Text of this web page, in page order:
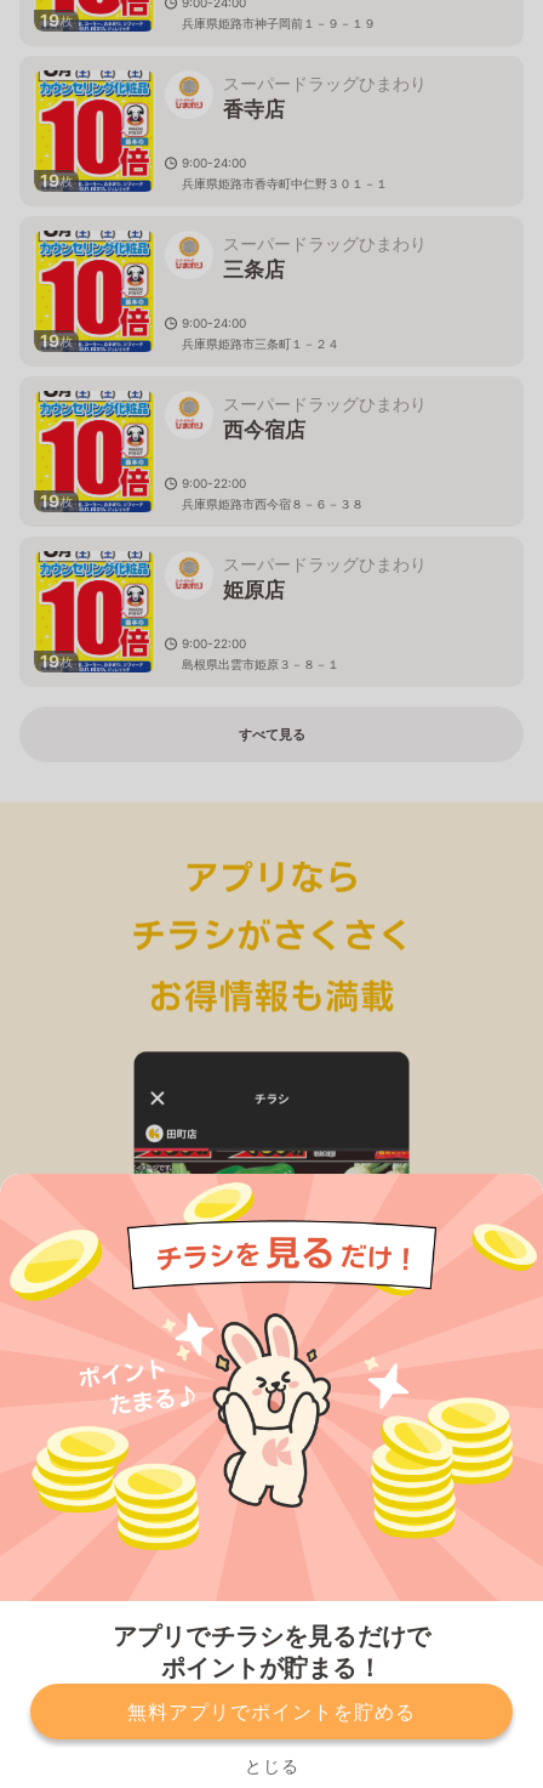
アプリでチラシを見るだけで
ポイントが貯まる！
無料アプリでポイントを貯める
とじる
19枚
兵庫県姫路市神子岡前１－９－１９
19枚
スーパードラッグひまわり
香寺店
9:00-24:00
兵庫県姫路市香寺町中仁野３０１－１
19枚
スーパードラッグひまわり
三条店
9:00-24:00
兵庫県姫路市三条町１－２４
19枚
スーパードラッグひまわり
西今宿店
9:00-22:00
兵庫県姫路市西今宿８－６－３８
19枚
スーパードラッグひまわり
姫原店
9:00-22:00
島根県出雲市姫原３－８－１
すべて見る
プライバシーポリシー 利用規約
運営会社
サービスに関してのお問い合わせ